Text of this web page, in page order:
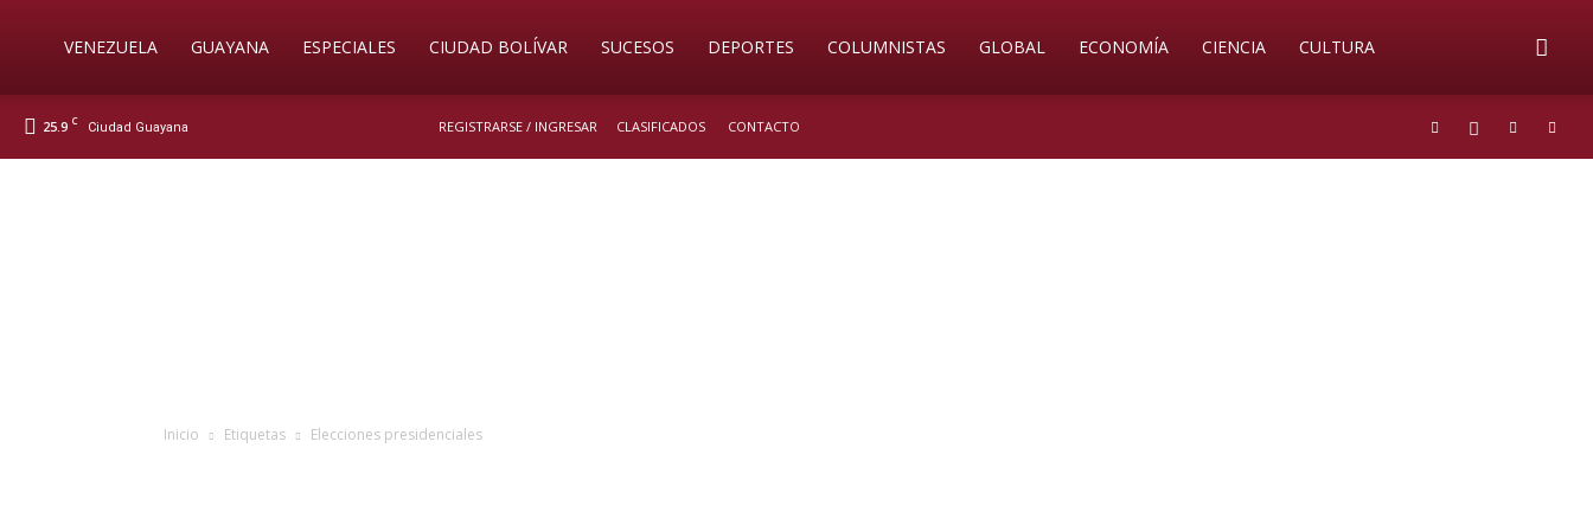
SoyVENEZUELA GUAYANA ESPECIALES CIUDAD BOLÍVAR SUCESOS DEPORTES COLUMNISTAS GLOBAL ECONOMÍA CIENCIA CULTURA
25.9 C Ciudad Guayana REGISTRARSE / INGRESAR CLASIFICADOS CONTACTO
Inicio Etiquetas Elecciones presidenciales